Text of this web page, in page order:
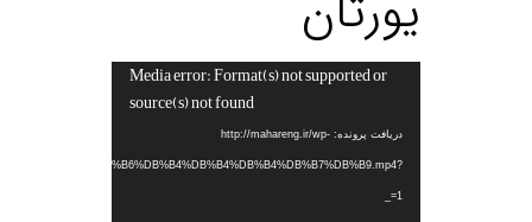
نمایشگرMedia error: Format(s) not supported or
source(s) not found
دریافت پرونده: http://mahareng.ir/wp-
_=1